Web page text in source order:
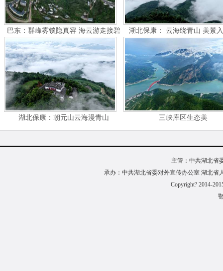
巴东：群峰雾锁隐真容 海云游走接碧
空
湖北保康： 云海绕青山 美景
湖北保康：朝元山云海漫青山 三峡库区生态美
主管：中共湖北省
承办：中共湖北省委对外宣传办公室 湖北省
Copyright? 2014-